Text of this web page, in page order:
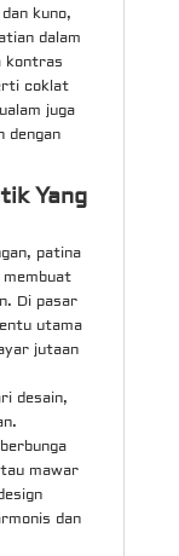
kuno,
dalam
kontras
coklat
juga
dengan
Yang
patina
Di pasar
utama
jutaan
desain,
mawar
dan